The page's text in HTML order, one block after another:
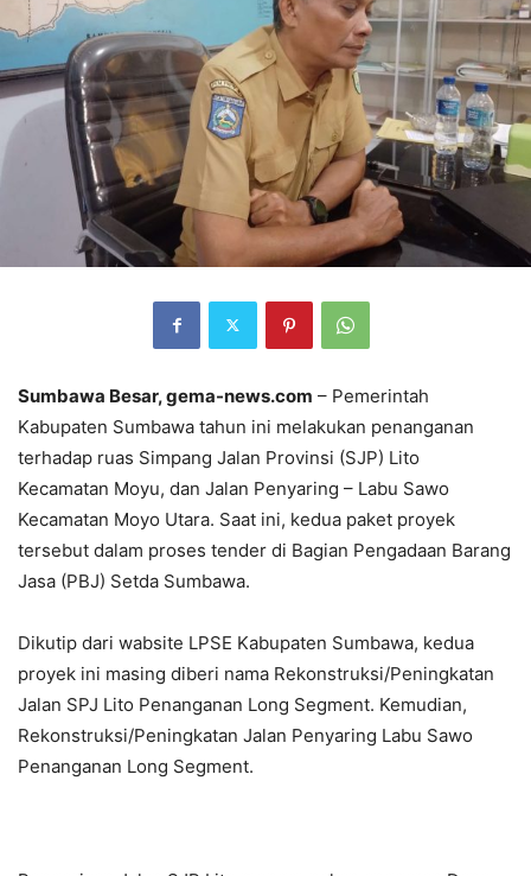
Sumbawa Besar, gema-news.com – Pemerintah
Kabupaten Sumbawa tahun ini melakukan penanganan
terhadap ruas Simpang Jalan Provinsi (SJP) Lito
Kecamatan Moyu, dan Jalan Penyaring – Labu Sawo
Kecamatan Moyo Utara. Saat ini, kedua paket proyek
tersebut dalam proses tender di Bagian Pengadaan Barang
Jasa (PBJ) Setda Sumbawa.
Dikutip dari wabsite LPSE Kabupaten Sumbawa, kedua
proyek ini masing diberi nama Rekonstruksi/Peningkatan
Jalan SPJ Lito Penanganan Long Segment. Kemudian,
Rekonstruksi/Peningkatan Jalan Penyaring Labu Sawo
Penanganan Long Segment.